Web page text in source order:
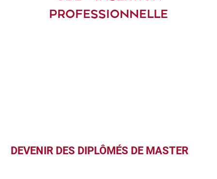
PROFESSIONNELLE
DEVENIR DES DIPLÔMÉS DE MASTER